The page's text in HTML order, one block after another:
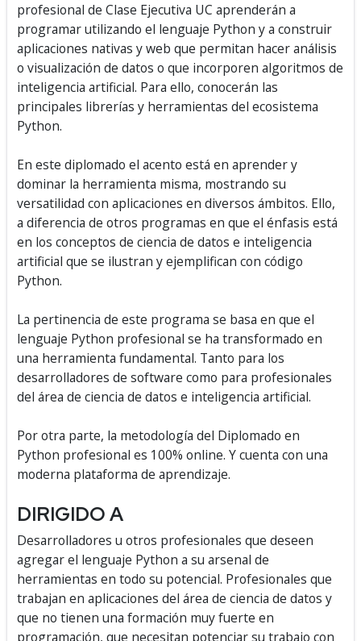
profesional de Clase Ejecutiva UC aprenderán a
programar utilizando el lenguaje Python y a construir
aplicaciones nativas y web que permitan hacer análisis
o visualización de datos o que incorporen algoritmos de
inteligencia artificial. Para ello, conocerán las
principales librerías y herramientas del ecosistema
Python.
En este diplomado el acento está en aprender y
dominar la herramienta misma, mostrando su
versatilidad con aplicaciones en diversos ámbitos. Ello,
a diferencia de otros programas en que el énfasis está
en los conceptos de ciencia de datos e inteligencia
artificial que se ilustran y ejemplifican con código
Python.
La pertinencia de este programa se basa en que el
lenguaje Python profesional se ha transformado en
una herramienta fundamental. Tanto para los
desarrolladores de software como para profesionales
del área de ciencia de datos e inteligencia artificial.
Por otra parte, la metodología del Diplomado en
Python profesional es 100% online. Y cuenta con una
moderna plataforma de aprendizaje.
DIRIGIDO A
Desarrolladores u otros profesionales que deseen
agregar el lenguaje Python a su arsenal de
herramientas en todo su potencial. Profesionales que
trabajan en aplicaciones del área de ciencia de datos y
que no tienen una formación muy fuerte en
programación, que necesitan potenciar su trabajo con